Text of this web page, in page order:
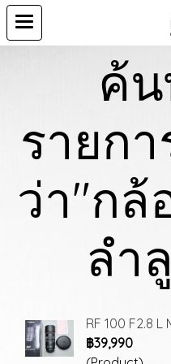
ค้
รายก
ว่า"กล้
ลำ
RF 100 F2.8 L
฿39,990